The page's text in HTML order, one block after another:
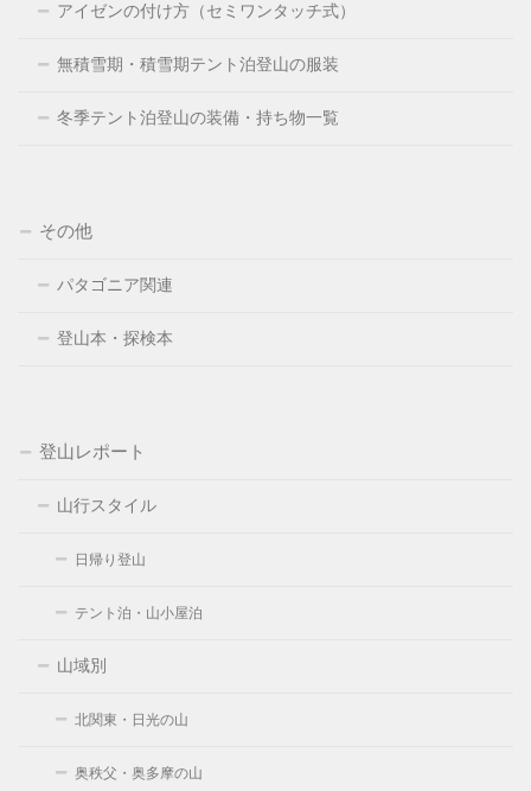
アイゼンの付け方（セミワンタッチ式）
無積雪期・積雪期テント泊登山の服装
冬季テント泊登山の装備・持ち物一覧
その他
パタゴニア関連
登山本・探検本
登山レポート
山行スタイル
日帰り登山
テント泊・山小屋泊
山域別
北関東・日光の山
奥秩父・奥多摩の山